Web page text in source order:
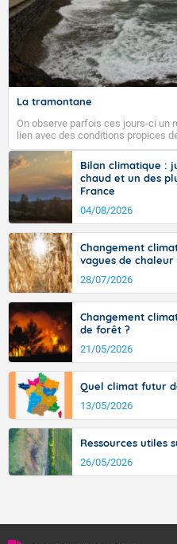
La tramontane
On observe parfois ces jours-ci un
lien avec des conditions propices
tramontane ? Quelles sont ses
vent turbulent soufflant de secteur
ouest, dans un secteur qui part du
l’ouest de l’Hérault. L’étymologie
signifiant au-delà des monts, en
d’où provient ce vent.
Bilan climatique :
chaud et un des
France
04/08/2026
Changement
vagues de chaleur
28/07/2026
Changement
de forêt ?
21/05/2026
Quel climat futur
13/05/2026
Ressources utiles
26/05/2026